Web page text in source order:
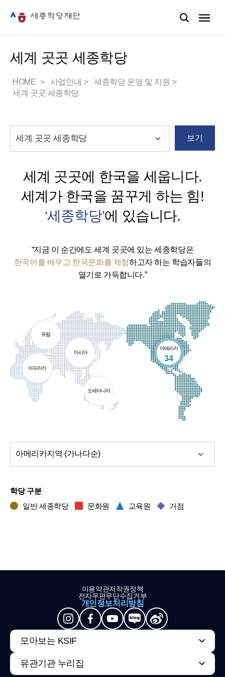
세계 곳곳 세종학당
HOME 사업안내
세종학당 운영 및 지원
세계 곳곳 세종학당
보기
세계 곳곳에 한국을 세웁니다.
세계가 한국을 꿈꾸게 하는 힘!
‘세종학당’에 있습니다.
“지금 이 순간에도 세계 곳곳에 있는 세종학당은
한국어를 배우고 한국문화를 체험하고자 하는 학습자들의
열기로 가득합니다.”
아메리카
34
개소
유럽
아프리카
아시아
오세아니아
아메리카지역 (가나다순)
학당 구분
일반 세종학당
문화원 교육원 거점
이용약관저작권정책
전자우편무단수집거부
개인정보처리방침
모아보는 KSIF
유관기관 누리집